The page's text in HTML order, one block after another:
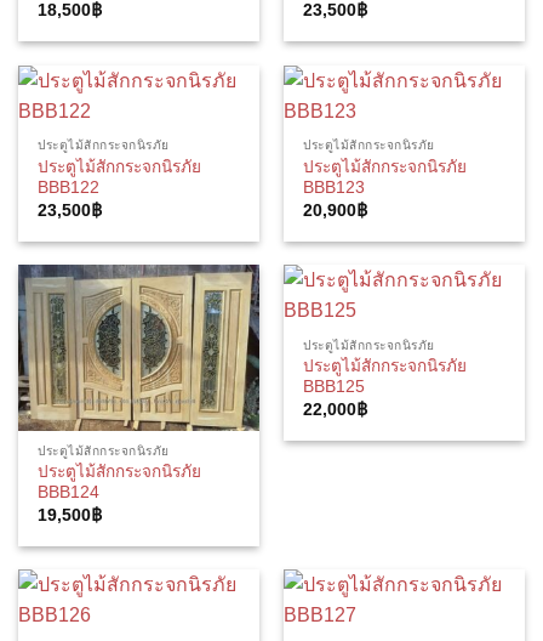
18,500 ฿
23,500 ฿
ประตูไม้สักกระจกนิรภัย
ประตูไม้สักกระจกนิรภัย
BBB122
23,500฿
ประตูไม้สักกระจกนิรภัย
ประตูไม้สักกระจกนิรภัย
BBB123
20,900฿
ประตูไม้สักกระจกนิรภัย
ประตูไม้สักกระจกนิรภัย
BBB124
19,500฿
ประตูไม้สักกระจกนิรภัย
ประตูไม้สักกระจกนิรภัย
BBB125
22,000 ฿